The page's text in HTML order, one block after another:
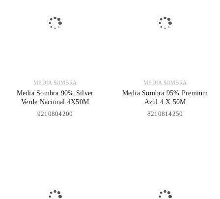
MEDIA SOMBRA
Media Sombra 90% Silver
Verde Nacional 4X50M
9210804200
MEDIA SOMBRA
Media Sombra 95% Premium
Azul 4 X 50M
8210814250